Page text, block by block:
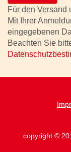
Für den Versand
Mit Ihrer
eingegebenen
Beachten Sie
copyright ©